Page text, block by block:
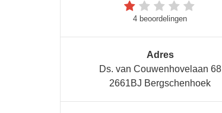
4 beoordelingen
Adres
Ds. van Couwenhovelaan 68
2661BJ Bergschenhoek